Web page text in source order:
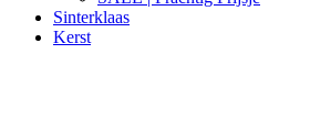
Sinterklaas
Kerst